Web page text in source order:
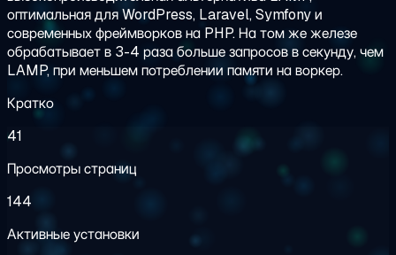
оптимальная для WordPress, Laravel, Symfony и
современных фреймворков на PHP. На том же железе
обрабатывает в 3-4 раза больше запросов в секунду, чем
LAMP, при меньшем потреблении памяти на воркер.
Кратко
41
Просмотры страниц
144
Активные установки